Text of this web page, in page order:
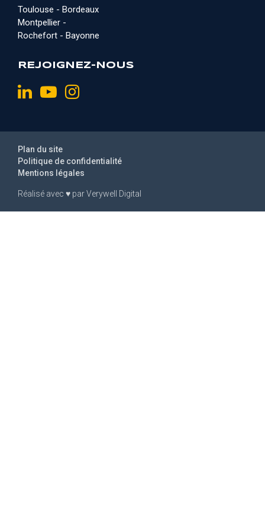
Toulouse - Bordeaux
Montpellier -
Rochefort - Bayonne
REJOIGNEZ-NOUS
Réalisé avec ♥ parVerywell Digital
Mentions légales
Politique de confidentialité
Plan du site